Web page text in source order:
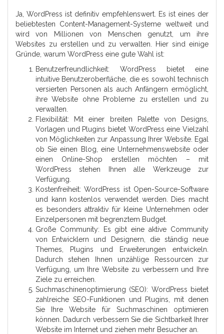
Ja, WordPress ist definitiv empfehlenswert. Es ist eines der
beliebtesten Content-Management-Systeme weltweit und
wird von Millionen von Menschen genutzt, um ihre
Websites zu erstellen und zu verwalten. Hier sind einige
Gründe, warum WordPress eine gute Wahl ist:
Benutzerfreundlichkeit: WordPress bietet eine
intuitive Benutzeroberfläche, die es sowohl technisch
versierten Personen als auch Anfängern ermöglicht,
ihre Website ohne Probleme zu erstellen und zu
verwalten.
Flexibilität: Mit einer breiten Palette von Designs,
Vorlagen und Plugins bietet WordPress eine Vielzahl
von Möglichkeiten zur Anpassung Ihrer Website. Egal
ob Sie einen Blog, eine Unternehmenswebsite oder
einen Online-Shop erstellen möchten – mit
WordPress stehen Ihnen alle Werkzeuge zur
Verfügung.
Kostenfreiheit: WordPress ist Open-Source-Software
und kann kostenlos verwendet werden. Dies macht
es besonders attraktiv für kleine Unternehmen oder
Einzelpersonen mit begrenztem Budget.
Große Community: Es gibt eine aktive Community
von Entwicklern und Designern, die ständig neue
Themes, Plugins und Erweiterungen entwickeln.
Dadurch stehen Ihnen unzählige Ressourcen zur
Verfügung, um Ihre Website zu verbessern und Ihre
Ziele zu erreichen.
Suchmaschinenoptimierung (SEO): WordPress bietet
zahlreiche SEO-Funktionen und Plugins, mit denen
Sie Ihre Website für Suchmaschinen optimieren
können. Dadurch verbessern Sie die Sichtbarkeit Ihrer
Website im Internet und ziehen mehr Besucher an.